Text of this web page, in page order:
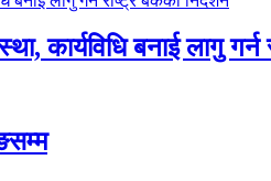
कार्यविधि बनाई लागु गर्न